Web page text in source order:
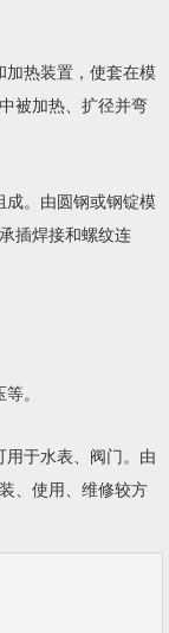
加热装置，使套在模
被加热、扩径并弯
成。由圆钢或钢锭模
插焊接和螺纹连
。
用于水表、阀门。由
、使用、维修较方